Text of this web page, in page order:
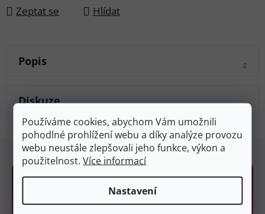
Používáme cookies, abychom Vám umožnili
pohodlné prohlížení webu a díky analýze provozu
webu neustále zlepšovali jeho funkce, výkon a
použitelnost.Více informací
Nastavení
Zeptat se Hlídat
Popis
Diskuze